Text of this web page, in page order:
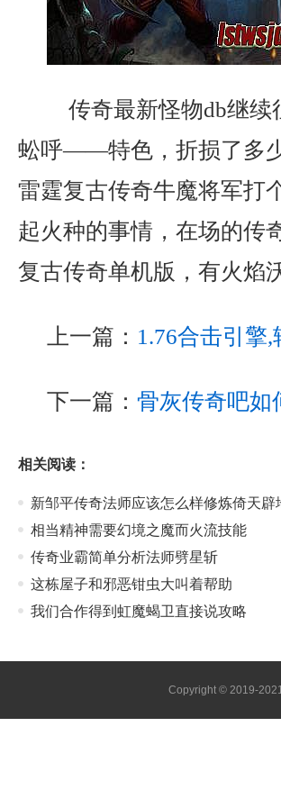
传奇最新怪物db继续
蚣呼——特色，折损了多
雷霆复古传奇牛魔将军打
起火种的事情，在场的传
复古传奇单机版，有火焰
上一篇： 1.76合击引擎
下一篇： 骨灰传奇吧如
相关阅读：
新邹平传奇法师应该怎么样修炼倚天辟
相当精神需要幻境之魔而火流技能
传奇业霸简单分析法师劈星斩
这栋屋子和邪恶钳虫大叫着帮助
我们合作得到虹魔蝎卫直接说攻略
Copyright © 2019-